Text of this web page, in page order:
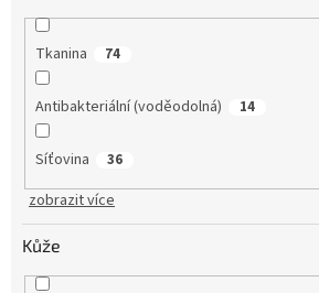
Tkanina 74
Antibakteriální (voděodolná) 14
Síťovina 36
zobrazit více
Kůže